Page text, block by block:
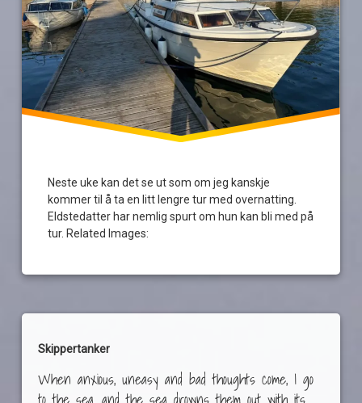
Neste uke kan det se ut som om jeg kanskje
kommer til å ta en litt lengre tur med overnatting.
Eldstedatter har nemlig spurt om hun kan bli med på
tur. Related Images:
Skippertanker
When anxious, uneasy and bad thoughts come, I go